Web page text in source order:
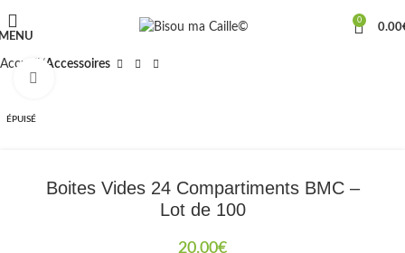
0
0.00
Accueil Accessoires
ÉPUISÉ
Boites Vides 24 Compartiments BMC –
Lot de 100
20.00€